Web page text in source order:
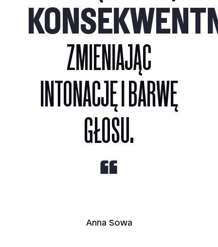
ZMIENIAJĄC
INTONACJĘ I BARWĘ
GŁOSU.
Anna Sowa